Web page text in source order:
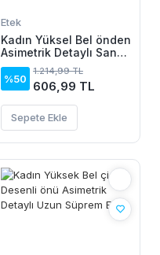
Etek
Kadın Yüksel Bel önden
Asimetrik Detaylı Sandy
Etek
%50
1.214,99 TL
606,99 TL
Sepete Ekle